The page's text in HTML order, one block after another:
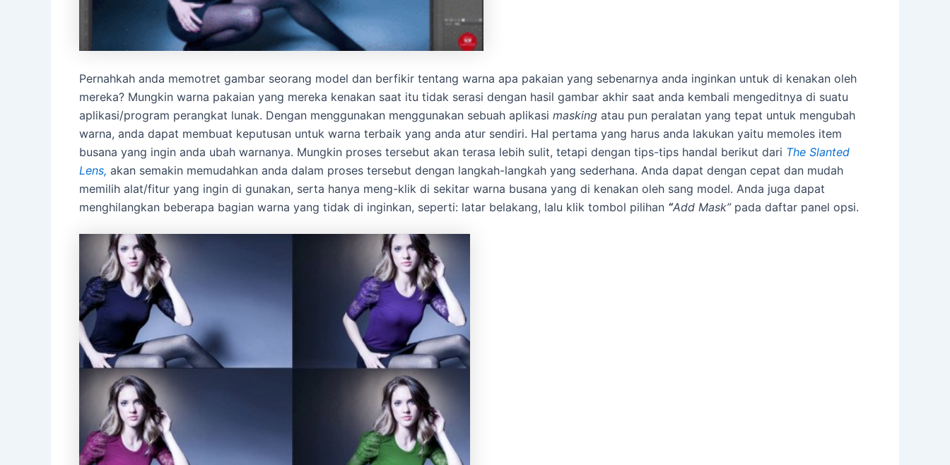
Pernahkah anda memotret gambar seorang model dan berfikir tentang warna apa pakaian yang sebenarnya anda inginkan untuk di kenakan oleh
mereka? Mungkin warna pakaian yang mereka kenakan saat itu tidak serasi dengan hasil gambar akhir saat anda kembali mengeditnya di suatu
aplikasi/program perangkat lunak. Dengan menggunakan menggunakan sebuah aplikasi masking atau pun peralatan yang tepat untuk mengubah
warna, anda dapat membuat keputusan untuk warna terbaik yang anda atur sendiri. Hal pertama yang harus anda lakukan yaitu memoles item
busana yang ingin anda ubah warnanya. Mungkin proses tersebut akan terasa lebih sulit, tetapi dengan tips-tips handal berikut dari The Slanted
Lens, akan semakin memudahkan anda dalam proses tersebut dengan langkah-langkah yang sederhana. Anda dapat dengan cepat dan mudah
memilih alat/fitur yang ingin di gunakan, serta hanya meng-klik di sekitar warna busana yang di kenakan oleh sang model. Anda juga dapat
menghilangkan beberapa bagian warna yang tidak di inginkan, seperti: latar belakang, lalu klik tombol pilihan “Add Mask”pada daftar panel opsi.